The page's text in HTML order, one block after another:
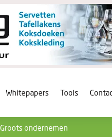
Whitepapers Tools
Groots ondernemen